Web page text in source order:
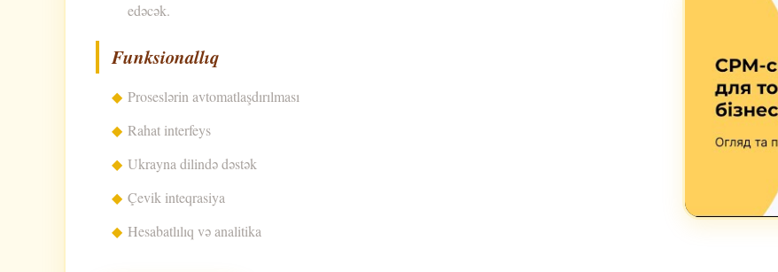
edəcək.
Funksionallıq
Proseslərin avtomatlaşdırılması
Rahat interfeys
Ukrayna dilində dəstək
Çevik inteqrasiya
Hesabatlılıq və analitika